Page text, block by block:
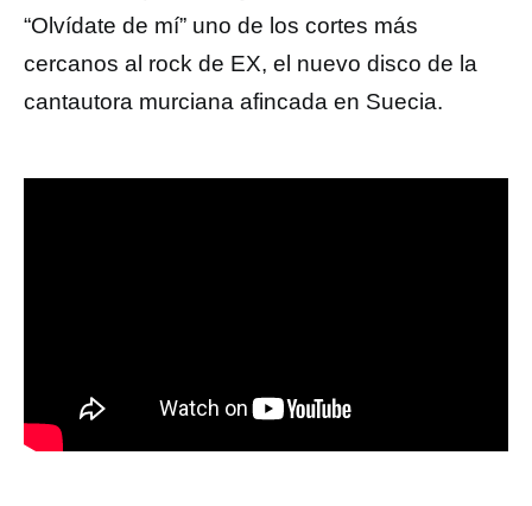
“Olvídate de mí” uno de los cortes más
cercanos al rock de EX, el nuevo disco de la
cantautora murciana afincada en Suecia.